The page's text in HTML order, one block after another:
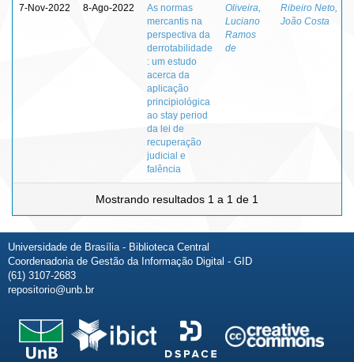
7-Nov-2022 8-Ago-2022
As normas
mercantis na
perspectiva da
derrotabilidade
: um estudo
acerca da
aplicação
principiológica
ao stay period
da lei de
recuperação
judicial e
falência
Oliveira,
Luciano
Ramos
de
Ribeiro Neto,
João Costa
Mostrando resultados 1 a 1 de 1
Universidade de Brasília - Biblioteca Central
Coordenadoria de Gestão da Informação Digital - GID
(61) 3107-2683
repositorio@unb.br